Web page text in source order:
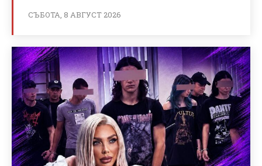
СЪБОТА, 8 АВГУСТ 2026